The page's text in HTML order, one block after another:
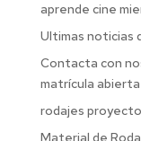
aprende cine
Ultimas noticias
Contacta con
matrícula abierta
rodajes
Material de